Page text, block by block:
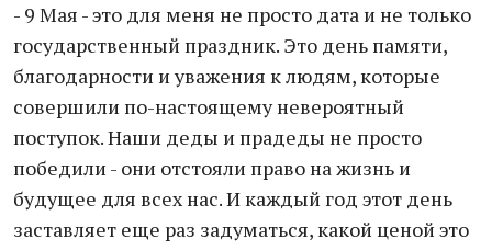
- 9 Мая - это для меня не просто дата и не только
государственный праздник. Это день памяти,
благодарности и уважения к людям, которые
совершили по-настоящему невероятный
поступок. Наши деды и прадеды не просто
победили - они отстояли право на жизнь и
будущее для всех нас. И каждый год этот день
заставляет еще раз задуматься, какой ценой это